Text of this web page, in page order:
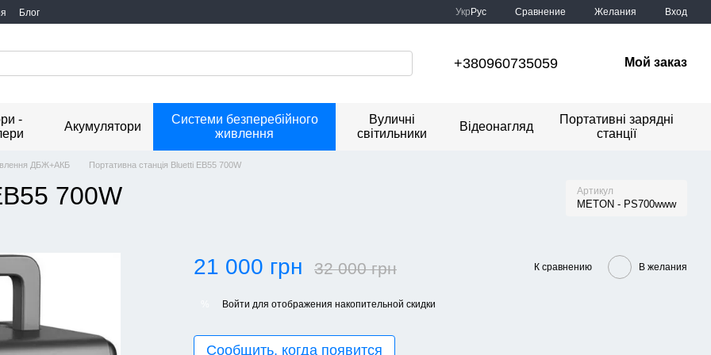
Блог Укр Рус Сравнение Желания Вход
+380960735059 Мой заказ
-
Акумулятори
Системи безперебійного
живлення
Вуличні
світильники
Відеонагляд
Портативні зарядні
станції
ДБЖ+АКБ Портативна станція Bluetti EB55 700W
700W Артикул
METON - PS700www
21 000 грн 32 000 грн К сравнению В желания
Войти для отображения накопительной скидки
Сообщить, когда появится